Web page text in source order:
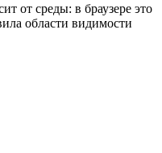
от среды: в браузере это
области видимости